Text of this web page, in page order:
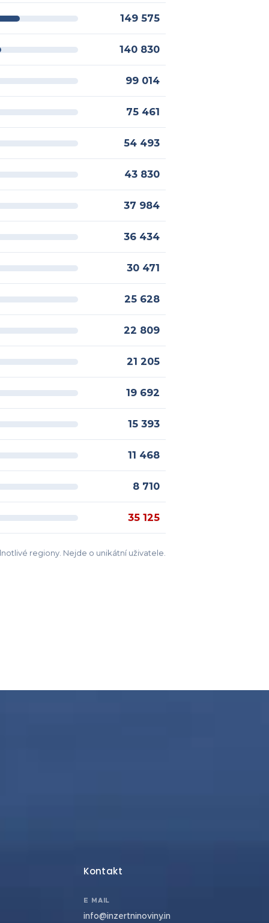
149 575
140 830
99 014
75 461
54 493
43 830
37 984
36 434
30 471
25 628
22 809
21 205
19 692
15 393
11 468
8 710
35 125
regiony. Nejde o unikátní uživatele.
Kontakt
E MAIL
info@inzertninoviny.in